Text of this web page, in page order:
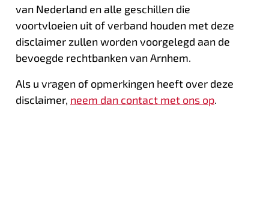
van Nederland en alle geschillen die
voortvloeien uit of verband houden met deze
disclaimer zullen worden voorgelegd aan de
bevoegde rechtbanken van Arnhem.
Als u vragen of opmerkingen heeft over deze
disclaimer, neem dan contact met ons op.